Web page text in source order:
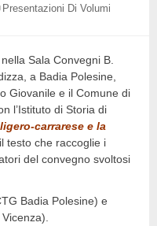
Presentazioni Di Volumi
nella Sala Convegni B.
a Badia Polesine,
Giovanile e il Comune di
l’Istituto di Storia di
carrarese e la
, il testo che raccoglie i
del convegno svoltosi
Badia Polesine) e